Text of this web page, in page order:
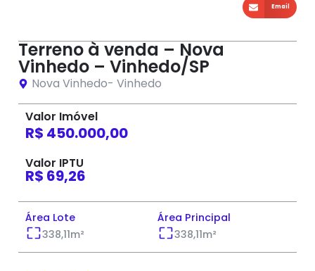
Email
Terreno à venda – Nova
Vinhedo – Vinhedo/SP
Nova Vinhedo- Vinhedo
Valor Imóvel
R$ 450.000,00
Valor IPTU
R$ 69,26
Área Lote
338,11m²
Área Principal
338,11m²